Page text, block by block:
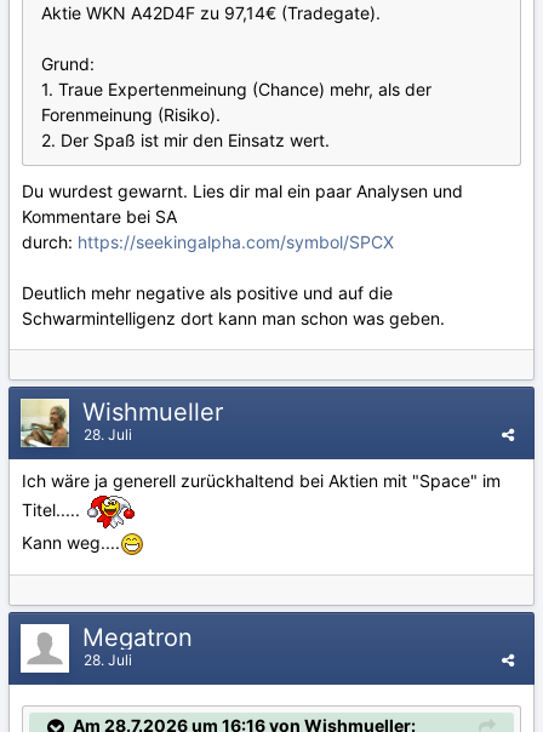
Aktie WKN A42D4F zu 97,14€ (Tradegate).
Grund:
1. Traue Expertenmeinung (Chance) mehr, als der
Forenmeinung (Risiko).
2. Der Spaß ist mir den Einsatz wert.
Du wurdest gewarnt. Lies dir mal ein paar Analysen und
Kommentare bei SA
durch: https://seekingalpha.com/symbol/SPCX
Deutlich mehr negative als positive und auf die
Schwarmintelligenz dort kann man schon was geben.
Wishmueller
28. Juli
Ich wäre ja generell zurückhaltend bei Aktien mit "Space" im
Titel.....
Kann weg....
Megatron
28. Juli
Am 28.7.2026 um 16:16 von Wishmueller: